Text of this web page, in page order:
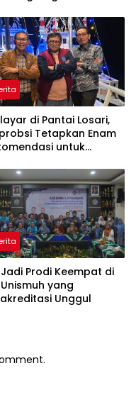
di Pantai Losari,
Tetapkan Enam
untuk
Jadi Prodi Keempat di
Unismuh yang
Unggul